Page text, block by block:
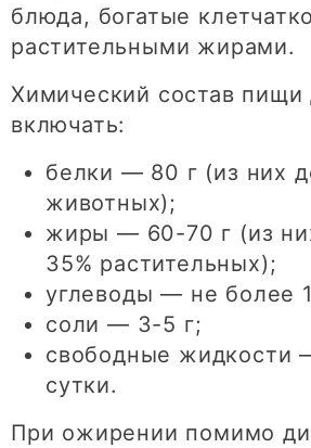
блюда, богатые
растительными жирами.
Химический состав пищи
включать:
белки — 80 г (из них
животных);
жиры — 60-70 г (из
35% растительных);
углеводы — не более
соли — 3-5 г;
свободные жидкости
сутки.
При ожирении помимо